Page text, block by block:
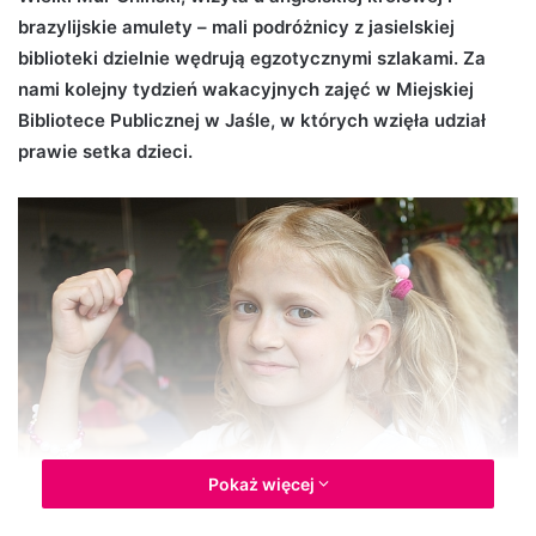
d
a
n
e
m
i
brazylijskie amulety – mali podróżnicy z jasielskiej
biblioteki dzielnie wędrują egzotycznymi szlakami. Za
nami kolejny tydzień wakacyjnych zajęć w Miejskiej
Bibliotece Publicznej w Jaśle, w których wzięła udział
prawie setka dzieci.
Pokaż więcej